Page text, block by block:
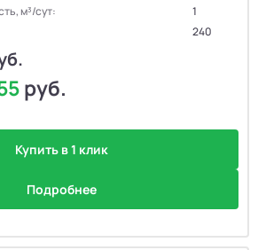
м³/сут:
1
240
руб.
Купить в 1 клик
Подробнее